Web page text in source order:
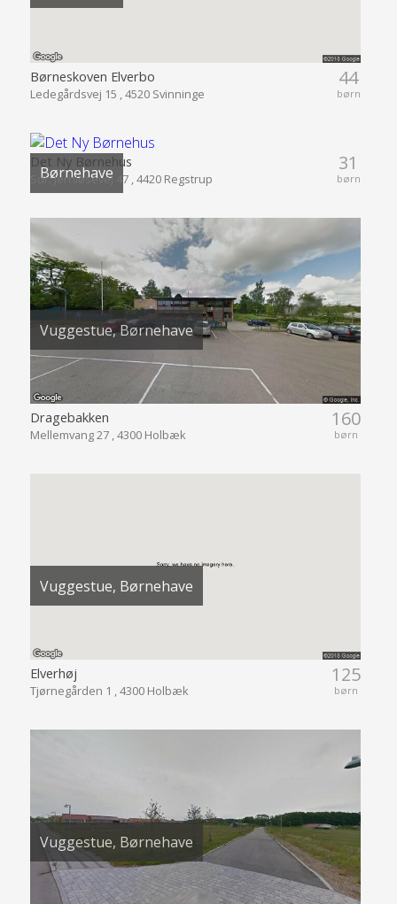
44
børn
Børneskoven Elverbo
Ledegårdsvej 15 , 4520 Svinninge
Børnehave 31
børn
Det Ny Børnehus
Sdr. Jernløsevej 47 , 4420 Regstrup
Vuggestue, Børnehave
160
børn
Dragebakken
Mellemvang 27 , 4300 Holbæk
Vuggestue, Børnehave
125
børn
Elverhøj
Tjørnegården 1 , 4300 Holbæk
Vuggestue, Børnehave